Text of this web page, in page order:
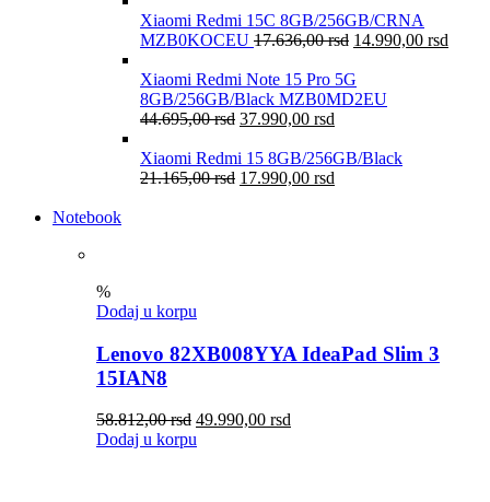
Xiaomi Redmi 15C 8GB/256GB/CRNA
MZB0KOCEU 17.636,00rsd 14.990,00 rsd
Xiaomi Redmi Note 15 Pro 5G
8GB/256GB/Black MZB0MD2EU
44.695,00rsd 37.990,00 rsd
Xiaomi Redmi 15 8GB/256GB/Black
21.165,00rsd 17.990,00 rsd
Notebook
%
Dodaj u korpu
Lenovo 82XB008YYA IdeaPad Slim 3
15IAN8
58.812,00rsd 49.990,00 rsd
Dodaj u korpu